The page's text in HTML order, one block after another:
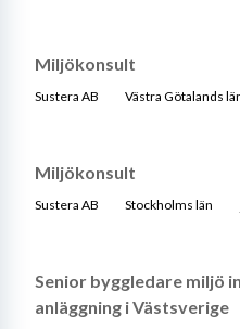
Miljökonsult
Sustera AB Västra Götalands
Miljökonsult
Sustera AB Stockholms län
Senior byggledare miljö
anläggning i Västsverige